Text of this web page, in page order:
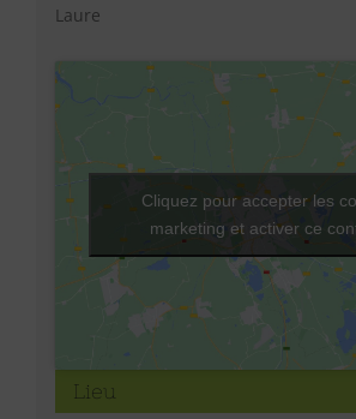
Laure
Lieu
Cliquez pour accepter les
marketing et activer ce